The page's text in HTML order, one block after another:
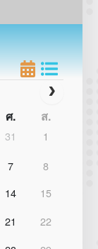
ศ. ส.
31
1
7
8
14
15
21
22